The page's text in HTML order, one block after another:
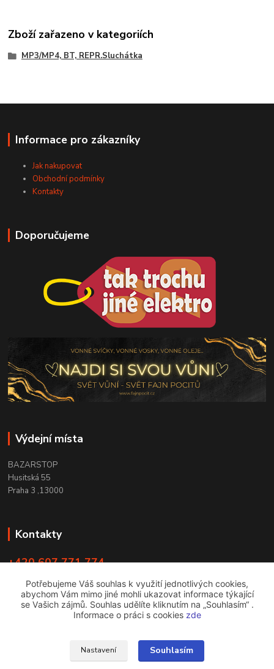
Zboží zařazeno v kategoriích
MP3/MP4, BT, REPR.Sluchátka
Informace pro zákazníky
Jak nakupovat
Obchodní podmínky
Kontakty
Doporučujeme
Výdejní místa
BAZARSTOP
Husitská 55
Praha 3 ,13000
Kontakty
+420 607 771 774
info@bazarstop.cz
Potřebujeme Váš souhlas k využití jednotlivých cookies,
abychom Vám mimo jiné mohli ukazovat informace týkající
se Vašich zájmů. Souhlas udělíte kliknutím na „Souhlasím“ .
Informace o práci s cookies zde
Nastavení Souhlasím